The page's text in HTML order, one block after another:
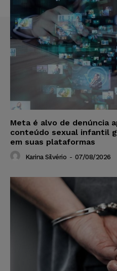
Meta é alvo de denúncia
conteúdo sexual infantil
em suas plataformas
Karina Silvério - 07/08/2026